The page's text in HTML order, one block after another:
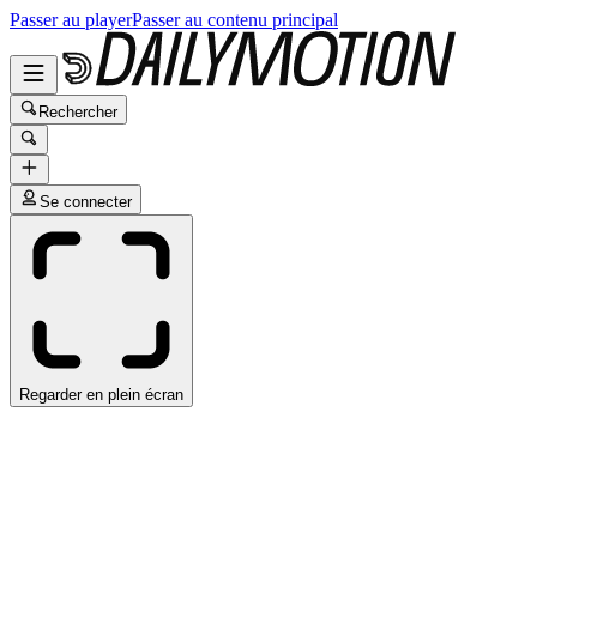
Passer au playerPasser au contenu principal
Rechercher
Se connecter
Regarder en plein écran